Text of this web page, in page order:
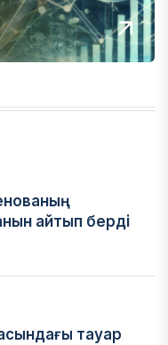
айтып берді
тауар